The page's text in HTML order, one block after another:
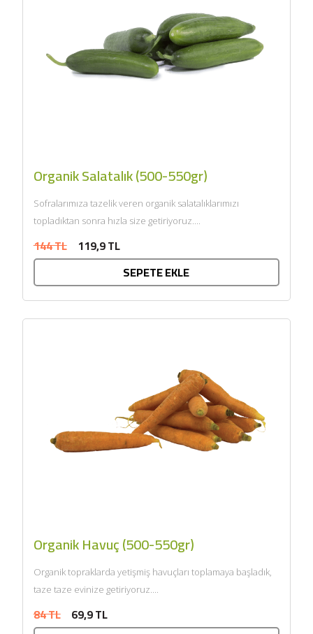
Organik Salatalık (500-550gr)
Sofralarımıza tazelik veren organik salatalıklarımızı
topladıktan sonra hızla size getiriyoruz....
144 TL 119,9 TL
SEPETE EKLE
Organik Havuç (500-550gr)
Organik topraklarda yetişmiş havuçları toplamaya başladık,
taze taze evinize getiriyoruz....
84 TL 69,9 TL